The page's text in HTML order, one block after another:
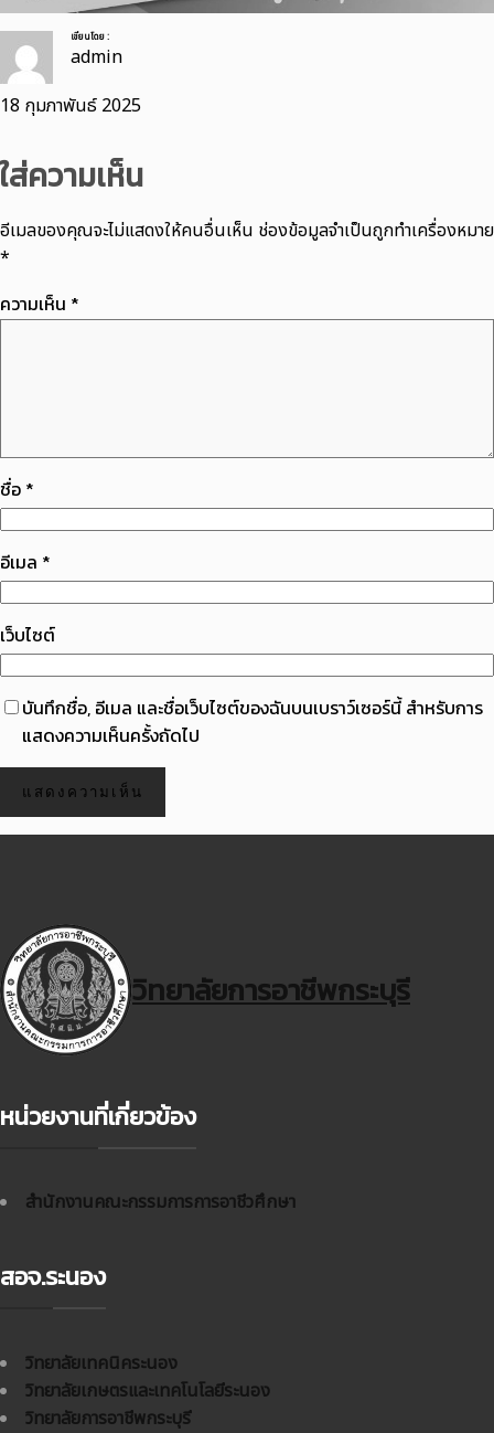
เขียนโดย :
admin
18 กุมภาพันธ์ 2025
ใส่ความเห็น
อีเมลของคุณจะไม่แสดงให้คนอื่นเห็น ช่องข้อมูลจำเป็นถูกทำเครื่องหมาย
*
ความเห็น *
ชื่อ *
อีเมล *
เว็บไซต์
บันทึกชื่อ, อีเมล และชื่อเว็บไซต์ของฉันบนเบราว์เซอร์นี้ สำหรับการ
แสดงความเห็นครั้งถัดไป
วิทยาลัยการอาชีพกระบุรี
หน่วยงานที่เกี่ยวข้อง
สำนักงานคณะกรรมการการอาชีวศึกษา
สอจ.ระนอง
วิทยาลัยเทคนิคระนอง
วิทยาลัยเกษตรและเทคโนโลยีระนอง
วิทยาลัยการอาชีพกระบุรี